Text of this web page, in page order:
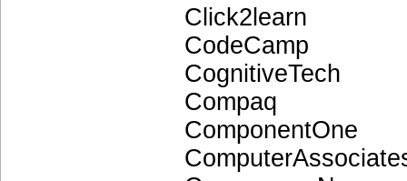
Click2learn
CodeCamp
CognitiveTech
Compaq
ComponentOne